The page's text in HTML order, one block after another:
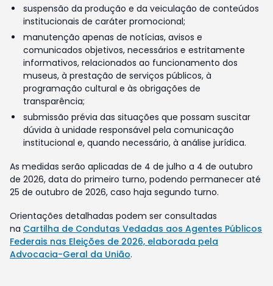
suspensão da produção e da veiculação de conteúdos
institucionais de caráter promocional;
manutenção apenas de notícias, avisos e
comunicados objetivos, necessários e estritamente
informativos, relacionados ao funcionamento dos
museus, à prestação de serviços públicos, à
programação cultural e às obrigações de
transparência;
submissão prévia das situações que possam suscitar
dúvida à unidade responsável pela comunicação
institucional e, quando necessário, à análise jurídica.
As medidas serão aplicadas de 4 de julho a 4 de outubro
de 2026, data do primeiro turno, podendo permanecer até
25 de outubro de 2026, caso haja segundo turno.
Orientações detalhadas podem ser consultadas
na Cartilha de Condutas Vedadas aos Agentes Públicos
Federais nas Eleições de 2026, elaborada pela
Advocacia-Geral da União.